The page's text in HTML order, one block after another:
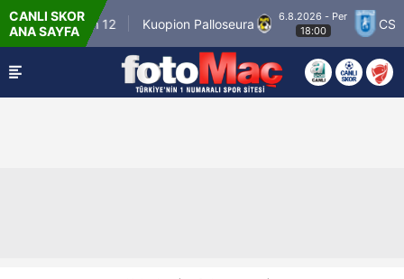
CANLI SKOR
ANA SAYFA
Match 12 Kuopion Palloseura
6.8.2026 - Per
18:00
CS